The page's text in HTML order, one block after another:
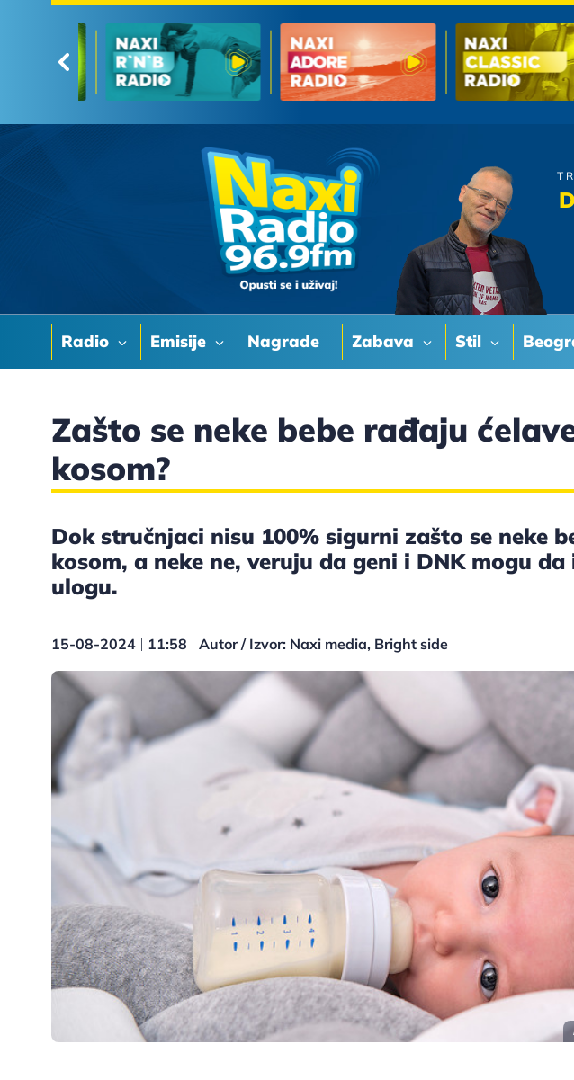
Radio Emisije Nagrade Zabava Stil
Zašto se neke bebe rađaju
kosom?
Dok stručnjaci nisu 100% sigurni zašto se neke
kosom, a neke ne, veruju da geni i DNK mogu
ulogu.
15-08-2024 11:58 Autor / Izvor: Naxi media, Bright side